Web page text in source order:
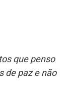
que penso
de paz e não